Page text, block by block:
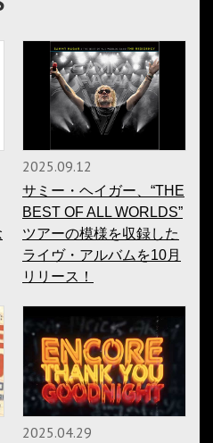
2025.09.12
サミー・ヘイガー、“THE
BEST OF ALL WORLDS”
ツアーの模様を収録した
ライヴ・アルバムを10月
リリース！
2025.04.29